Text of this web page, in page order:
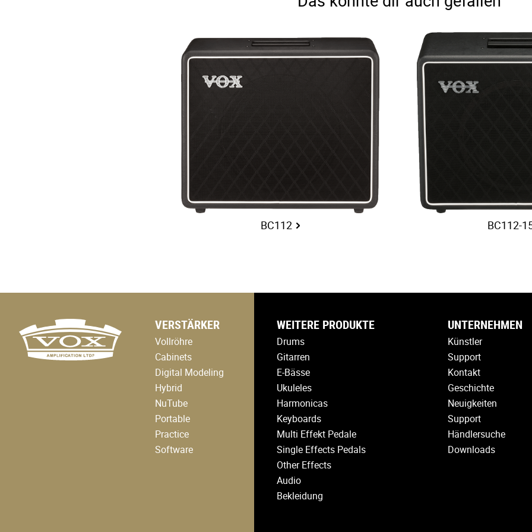
BC112 BC112-
logo
link
to
home
page
VERSTÄRKER
Vollröhre
Cabinets
Digital Modeling
Hybrid
NuTube
Portable
Practice
Software
WEITERE PRODUKTE
Drums
Gitarren
E-Bässe
Ukuleles
Harmonicas
Keyboards
Multi Effekt Pedale
Single Effects Pedals
Other Effects
Audio
Bekleidung
UNTERNEHMEN
Künstler
Support
Kontakt
Geschichte
Neuigkeiten
Support
Händlersuche
Downloads